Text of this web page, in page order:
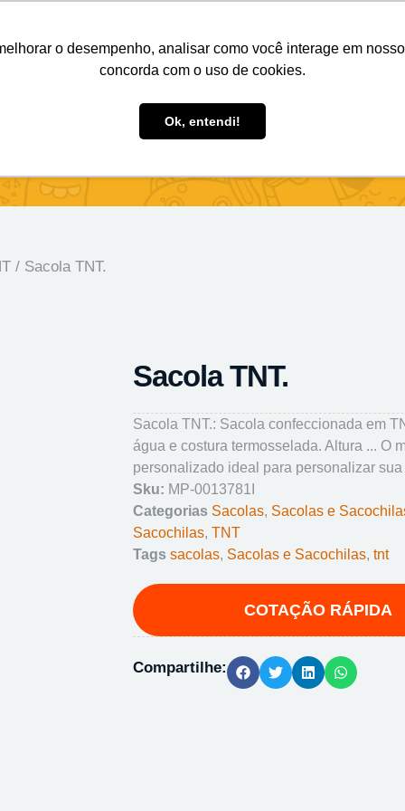
o desempenho, analisar como você interage em
concorda com o uso de cookies.
Ok, entendi!
Personalizados Brindes Ecológicos
/ Sacola TNT.
Sacola TNT.
Sacola TNT.: Sacola confeccionada em
água e costura termosselada. Altura ... O
personalizado ideal para personalizar sua
Sku: MP-0013781I
Categorias Sacolas, Sacolas e
Sacochilas, TNT
Tags sacolas, Sacolas e Sacochilas, tnt
Compartilhe: